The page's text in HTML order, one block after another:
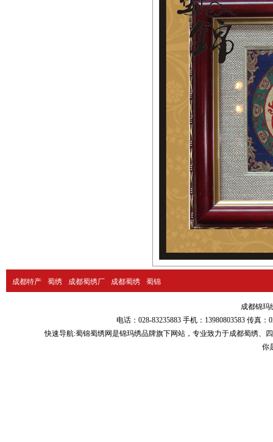
成都特产 蜀绣 成都蜀绣厂 成都蜀绣 蜀锦
成都锦玛
电话：028-83235883 手机：13980803583 传真
快速导航:蜀锦蜀绣网是锦玛绣品牌旗下网站，专业致力于成都蜀绣、
你